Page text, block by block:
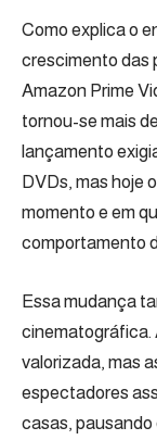
Como explica o
crescimento das
Amazon Prime
tornou-se mais
lançamento
DVDs, mas hoje
momento e em
comportamento
Essa mudança
cinematográfica.
valorizada, mas
espectadores
casas, pausando